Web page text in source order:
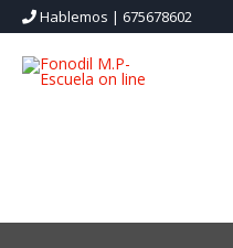
Hablemos | 675678602